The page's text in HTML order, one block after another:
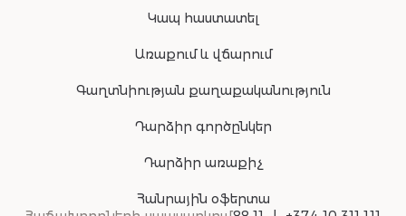
Կապ հաստատել
Առաքում և վճարում
Գաղտնիության քաղաքականություն
Դարձիր գործընկեր
Դարձիր առաքիչ
Հանրային օֆերտա